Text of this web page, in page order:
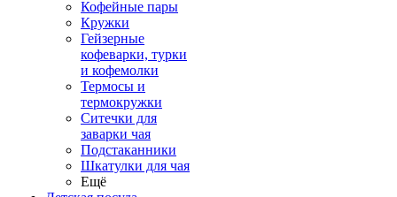
Кофейные пары
Кружки
Гейзерные
кофеварки, турки
и кофемолки
Термосы и
термокружки
Ситечки для
заварки чая
Подстаканники
Шкатулки для чая
Ещё